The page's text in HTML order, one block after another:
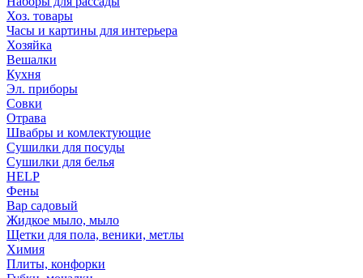
Хоз. товары
Часы и картины для интерьера
Хозяйка
Вешалки
Кухня
Эл. приборы
Совки
Отрава
Швабры и комлектующие
Сушилки для посуды
Сушилки для белья
HELP
Фены
Вар садовый
Жидкое мыло, мыло
Щетки для пола, веники, метлы
Химия
Плиты, конфорки